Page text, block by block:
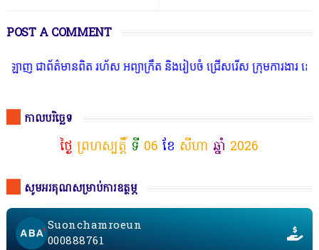
POST A COMMENT
ានពិត រហ័ស អព្យាក្រឹត និងរៀបចំ ជ្រើសរើស ក្រុមការងារ នៅតាមបណ្តា
កាលបរិច្ឆេទ
ថ្ងៃ ព្រហស្បត្តិ៍ ទី 06 ខែ សីហា ឆ្នាំ 2026
សូមអរគុណសម្រាប់ការឧត្ថម្ភ
Suonchamroeun
000888761